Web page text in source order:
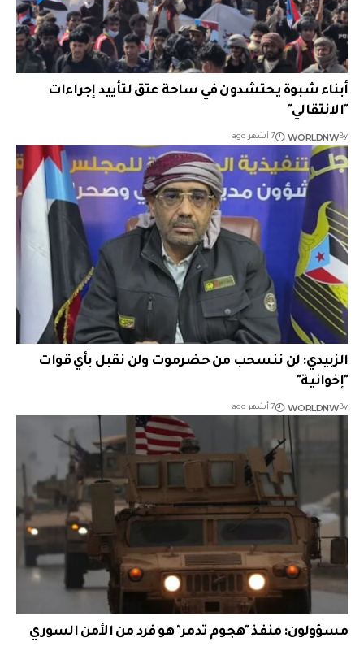
أبناء شبوة يحتشدون في ساحة عتق لتأييد إجراءات
"الانتقالي"
By
WORLDNW 7 أشهر ago
الزبيدي: لن ننسحب من حضرموت ولن نقبل بأي قوات
"إخوانية"
By
WORLDNW 7 أشهر ago
مسؤولون: منفذ "هجوم تدمر" هو فرد من الأمن السوري